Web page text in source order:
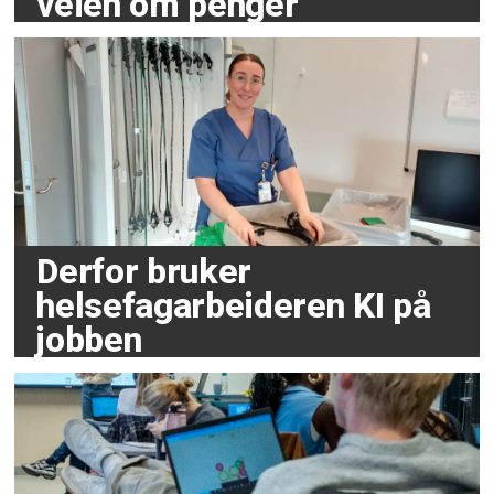
Derfor bruker
helsefagarbeideren KI på
jobben